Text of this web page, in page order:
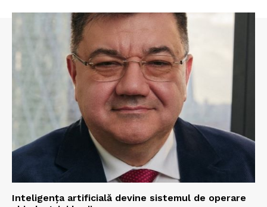
Inteligența artificială devine sistemul de operare